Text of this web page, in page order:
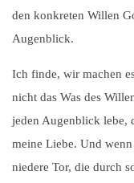
den konkreten Willen
Augenblick.
Ich finde, wir machen
nicht das Was des
jeden Augenblick lebe,
meine Liebe. Und
niedere Tor, die durch